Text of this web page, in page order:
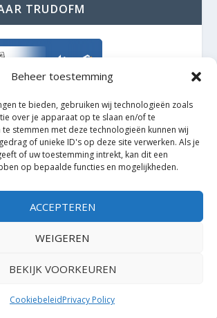
Beheer toestemming
te bieden, gebruiken wij technologieën zoals
over je apparaat op te slaan en/of te
stemmen met deze technologieën kunnen wij
of unieke ID's op deze site verwerken. Als je
of uw toestemming intrekt, kan dit een
op bepaalde functies en mogelijkheden.
ACCEPTEREN
WEIGEREN
BEKIJK VOORKEUREN
CookiebeleidPrivacy Policy
TRUDOFM
TrudoFM
Elegant Themes| Mogelijk gemaakt door